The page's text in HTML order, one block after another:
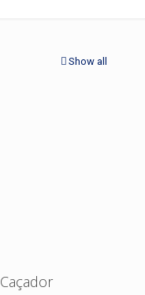
Show all